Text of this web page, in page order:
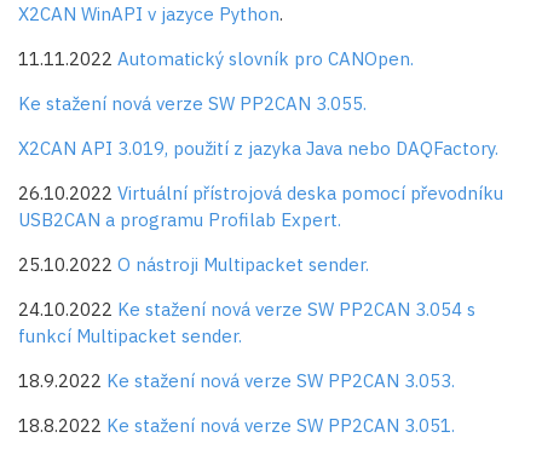
X2CAN WinAPI v jazyce Python.
11.11.2022 Automatický slovník pro CANOpen.
Ke stažení nová verze SW PP2CAN 3.055.
X2CAN API 3.019, použití z jazyka Java nebo DAQFactory.
26.10.2022 Virtuální přístrojová deska pomocí převodníku
USB2CAN a programu Profilab Expert.
25.10.2022 O nástroji Multipacket sender.
24.10.2022 Ke stažení nová verze SW PP2CAN 3.054 s
funkcí Multipacket sender.
18.9.2022 Ke stažení nová verze SW PP2CAN 3.053.
18.8.2022 Ke stažení nová verze SW PP2CAN 3.051.